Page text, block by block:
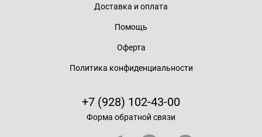
Доставка и оплата
Помощь
Оферта
Политика конфиденциальности
+7 (928) 102-43-00
Форма обратной связи